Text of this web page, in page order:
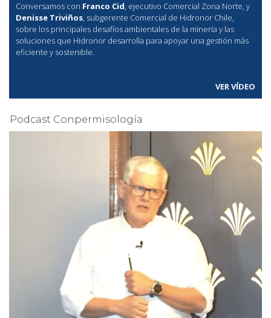
Conversamos con Franco Cid, ejecutivo Comercial Zona Norte, y
Denisse Triviños, subgerente Comercial de Hidronor Chile,
sobre los principales desafíos ambientales de la minería y las
soluciones que Hidronor desarrolla para apoyar una gestión más
eficiente y sostenible.
VER VÍDEO
Podcast Conpermisología